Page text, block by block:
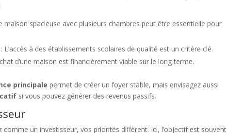
maison spacieuse avec plusieurs chambres peut être essentielle pour
L’accès à des établissements scolaires de qualité est un critère clé.
d’une maison est financièrement viable sur le long terme.
principale permet de créer un foyer stable, mais envisagez aussi
si vous pouvez générer des revenus passifs.
comme un investisseur, vos priorités diffèrent. Ici, l’objectif est souvent